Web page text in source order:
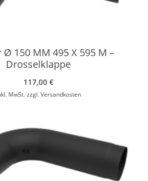
Ø 150 MM 495 X 595 M –
Drosselklappe
117,00 €
MwSt. zzgl.Versandkosten